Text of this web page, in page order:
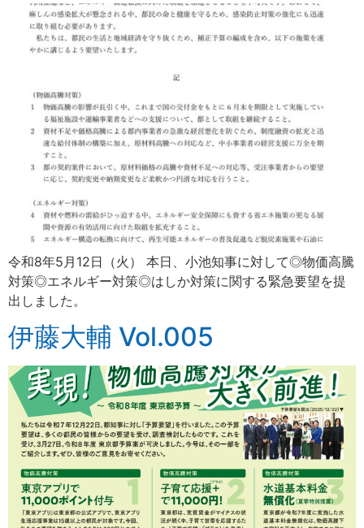
令和8年5月12日（火） 本日、小池知事に対して◎物価高騰
対策◎エネルギー対策◎はしか対策に関する緊急要望を提
出しました。
伊藤大輔 Vol.005